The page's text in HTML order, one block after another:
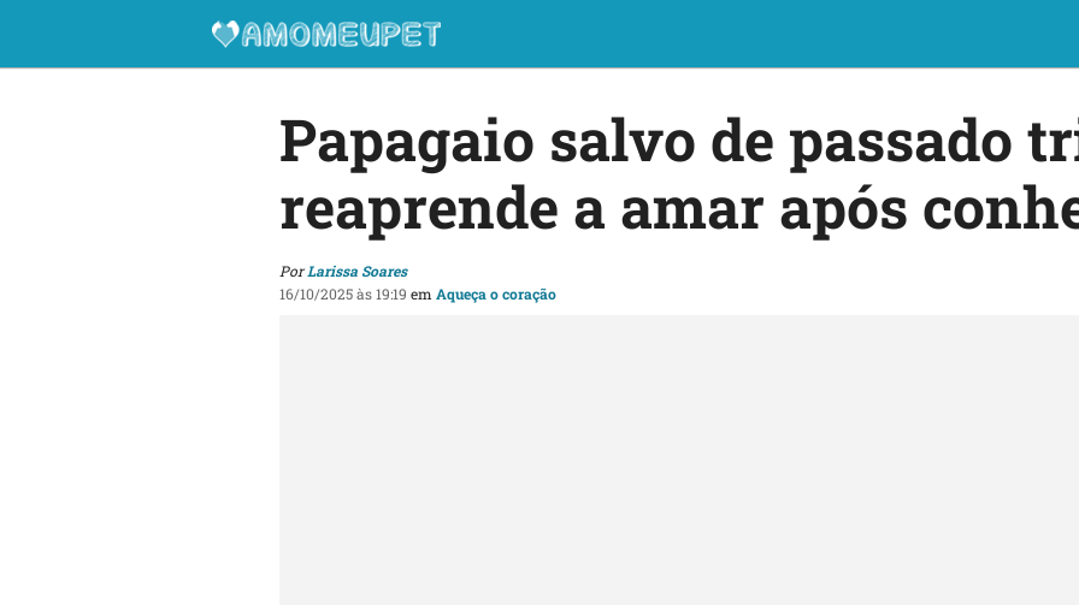
Papagaio salvo de passado
reaprende a amar após
PorLarissa Soares
16/10/2025 às 19:19 em Aqueça o coração